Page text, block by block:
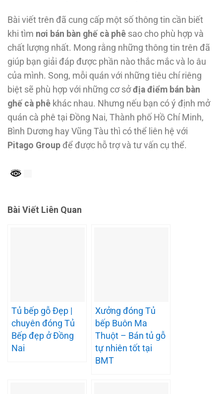
Bài viết trên đã cung cấp một số thông tin cần biết
khi tìm nơi bán bàn ghế cà phê sao cho phù hợp và
chất lượng nhất. Mong rằng những thông tin trên đã
giúp bạn giải đáp được phần nào thắc mắc và lo âu
của mình. Song, mỗi quán với những tiêu chí riêng
biệt sẽ phù hợp với những cơ sởđịa điểm bán bàn
ghế cà phê khác nhau. Nhưng nếu bạn có ý định mở
quán cà phê tại Đồng Nai, Thành phố Hồ Chí Minh,
Bình Dương hay Vũng Tàu thì có thể liên hệ với
Pitago Group để được hỗ trợ và tư vấn cụ thể.
Bài Viết Liên Quan
Tủ bếp gỗ Đẹp |
chuyên đóng Tủ
Bếp đẹp ở Đồng
Nai
Xưởng đóng Tủ
bếp Buôn Ma
Thuột – Bán tủ gỗ
tự nhiên tốt tại
BMT